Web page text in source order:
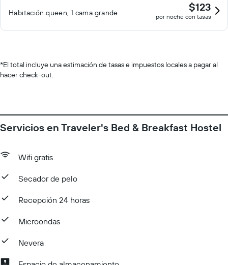
Habitación queen, 1 cama grande $123
por noche con tasas
*El total incluye una estimación de tasas e impuestos locales a pagar al
hacer check-out.
Servicios en Traveler's Bed & Breakfast Hostel
Wifi gratis
Secador de pelo
Recepción 24 horas
Microondas
Nevera